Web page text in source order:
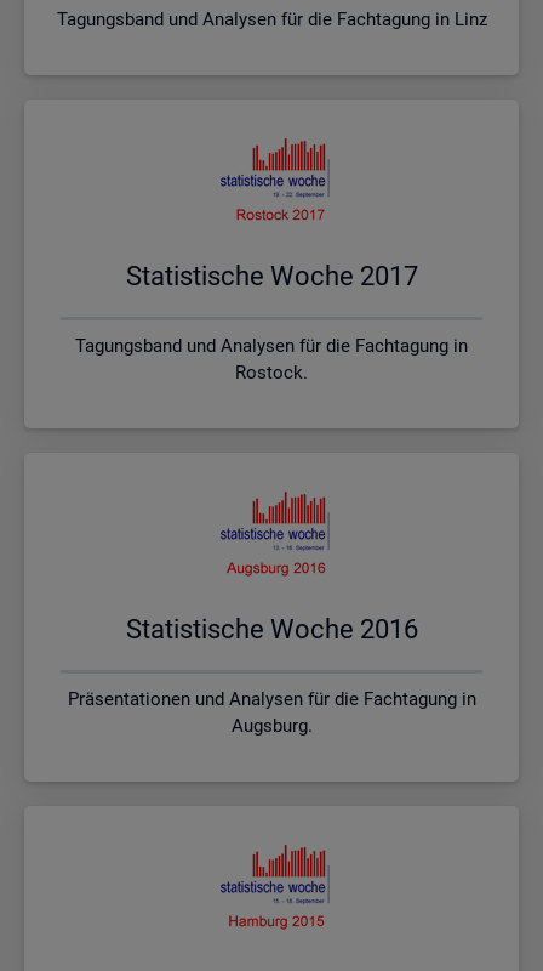
Tagungsband und Analysen für die Fachtagung in Linz
Sta­tis­ti­sche Woche 2017
Tagungsband und Analysen für die Fachtagung in
Rostock.
Sta­tis­ti­sche Woche 2016
Präsentationen und Analysen für die Fachtagung in
Augsburg.